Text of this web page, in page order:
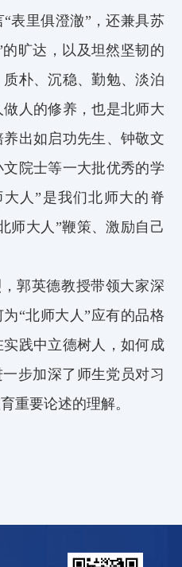
表里俱澄澈”，还兼具苏
旷达，以及坦然坚韧的
朴、沉稳、勤勉、淡泊
人的修养，也是北师大
出如启功先生、钟敬文
院士等一大批优秀的学
人”是我们北师大的脊
师大人”鞭策、激励自己
郭英德教授带领大家深
“北师大人”应有的品格
践中立德树人，如何成
步加深了师生党员对习
重要论述的理解。